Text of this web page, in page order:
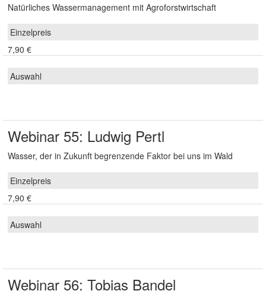
Natürliches Wassermanagement mit Agroforstwirtschaft
7,90 €
Webinar 55: Ludwig Pertl
Wasser, der in Zukunft begrenzende Faktor bei uns im Wald
7,90 €
Webinar 56: Tobias Bandel